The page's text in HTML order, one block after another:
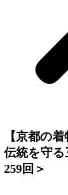
【京都の
伝統を守
259回＞